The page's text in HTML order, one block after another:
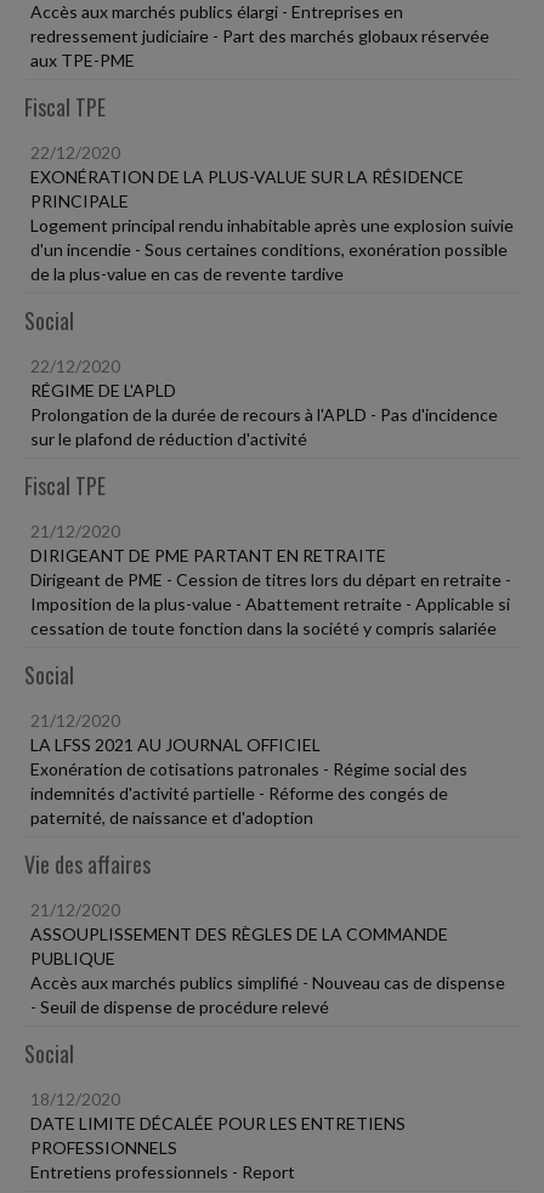
Accès aux marchés publics élargi - Entreprises en
redressement judiciaire - Part des marchés globaux réservée
aux TPE-PME
Fiscal TPE
22/12/2020
EXONÉRATION DE LA PLUS-VALUE SUR LA RÉSIDENCE
PRINCIPALE
Logement principal rendu inhabitable après une explosion suivie
d'un incendie - Sous certaines conditions, exonération possible
de la plus-value en cas de revente tardive
Social
22/12/2020
RÉGIME DE L'APLD
Prolongation de la durée de recours à l'APLD - Pas d'incidence
sur le plafond de réduction d'activité
Fiscal TPE
21/12/2020
DIRIGEANT DE PME PARTANT EN RETRAITE
Dirigeant de PME - Cession de titres lors du départ en retraite -
Imposition de la plus-value - Abattement retraite - Applicable si
cessation de toute fonction dans la société y compris salariée
Social
21/12/2020
LA LFSS 2021 AU JOURNAL OFFICIEL
Exonération de cotisations patronales - Régime social des
indemnités d'activité partielle - Réforme des congés de
paternité, de naissance et d'adoption
Vie des affaires
21/12/2020
ASSOUPLISSEMENT DES RÈGLES DE LA COMMANDE
PUBLIQUE
Accès aux marchés publics simplifié - Nouveau cas de dispense
- Seuil de dispense de procédure relevé
Social
18/12/2020
DATE LIMITE DÉCALÉE POUR LES ENTRETIENS
PROFESSIONNELS
Entretiens professionnels - Report